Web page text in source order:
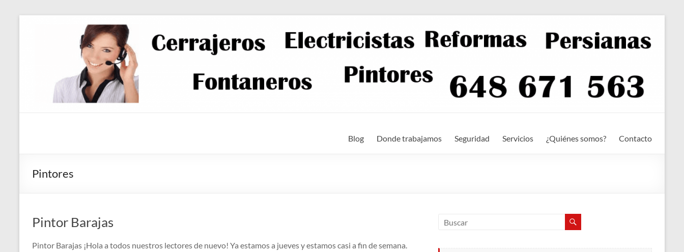
Blog Donde trabajamos Seguridad Servicios ¿Quiénes somos? Contacto
Pintores
Pintor Barajas
Pintor Barajas ¡Hola a todos nuestros lectores de nuevo! Ya estamos a jueves y estamos casi a fin de semana.